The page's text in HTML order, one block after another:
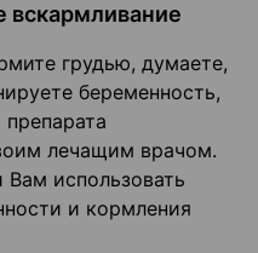
вскармливание
грудью, думаете,
беременность,
лечащим врачом.
использовать
и кормления